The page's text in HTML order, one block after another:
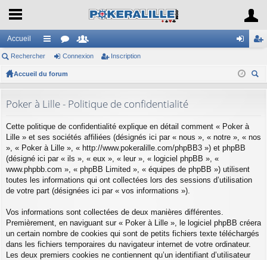
Accueil
ac
co
ci
s
or
u
e
es
ne cri
Rechercher Connexion Inscription
Accueil du forum
Poker à Lille - Politique de confidentialité
Cette politique de confidentialité explique en détail comment « Poker à
Lille » et ses sociétés affiliées (désignés ici par « nous », « notre », « nos
», « Poker à Lille », « http://www.pokeralille.com/phpBB3 ») et phpBB
(désigné ici par « ils », « eux », « leur », « logiciel phpBB », «
www.phpbb.com », « phpBB Limited », « équipes de phpBB ») utilisent
toutes les informations qui ont collectées lors des sessions d’utilisation
de votre part (désignées ici par « vos informations »).
Vos informations sont collectées de deux manières différentes.
Premièrement, en naviguant sur « Poker à Lille », le logiciel phpBB créera
un certain nombre de cookies qui sont de petits fichiers texte téléchargés
dans les fichiers temporaires du navigateur internet de votre ordinateur.
Les deux premiers cookies ne contiennent qu’un identifiant d’utilisateur